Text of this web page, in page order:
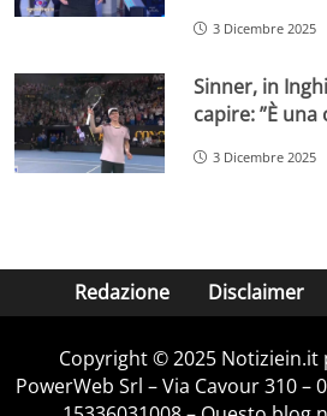
3 Dicembre 2025
Sinner, in
capire: ”È una
3 Dicembre 2025
Redazione Disclaimer
Copyright © 2025
PowerWeb Srl – Via Cavour 310 –